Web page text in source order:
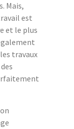
Mais,
est
et le plus
travaux